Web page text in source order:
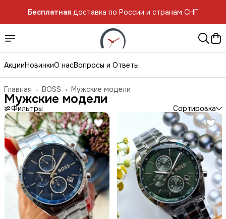
Бесплатная доставка по России и странам СНГ
доставка по России и странам СНГ
АкцииНовинкиО насВопросы и Ответы
Мужские модели
BOSS ›
Главная ›
Мужские модели
Фильтры Сортировка